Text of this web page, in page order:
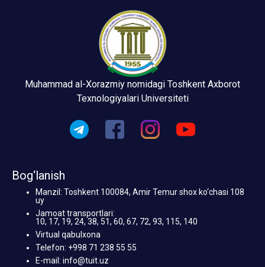
Muhammad al-Xorazmiy nomidagi Toshkent Axborot
Texnologiyalari Universiteti
Bog‘lanish
Manzil: Toshkent 100084, Amir Temur shox ko‘chasi 108
uy
Jamoat transportlari:
10, 17, 19, 24, 38, 51, 60, 67, 72, 93, 115, 140
Virtual qabulxona
Telefon: +998 71 238 55 55
E-mail: info@tuit.uz